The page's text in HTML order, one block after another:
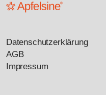
Datenschutzerklärung
AGB
Impressum